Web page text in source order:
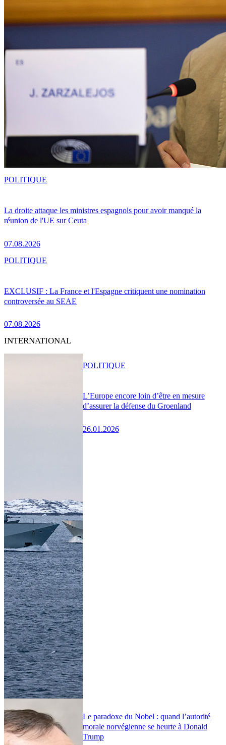
La droite attaque les ministres espagnols pour avoir manqué la
réunion de l'UE sur Ceuta
07.08.2026
POLITIQUE
EXCLUSIF : La France et l'Espagne critiquent une nomination
controversée au SEAE
07.08.2026
POLITIQUE
INTERNATIONAL
L’Europe encore loin d’être en mesure
d’assurer la défense du Groenland
26.01.2026
POLITIQUE
Le paradoxe du Nobel : quand l’autorité
morale norvégienne se heurte à Donald
Trump